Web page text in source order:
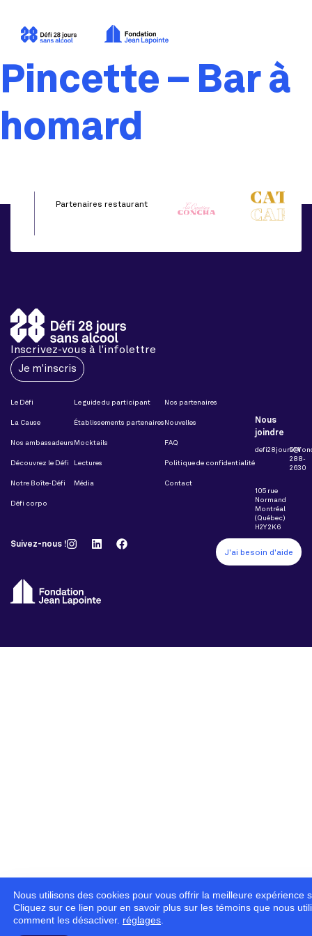
Pincette – Bar à
homard
Partenaires restaurant
Inscrivez-vous à l'infolettre
Je m'inscris
Le Défi
La Cause
Nos ambassadeurs
Découvrez le Défi
Notre Boîte-Défi
Défi corpo
Le guide du participant
Établissements partenaires
Mocktails
Lectures
Média
Nos partenaires
Nouvelles
FAQ
Politique de confidentialité
Contact
Nous
joindre
514
288-
2630
105 rue
Normand
Montréal
(Québec)
H2Y 2K6
Suivez-nous !
J'ai besoin d'aide
Nous utilisons des cookies pour vous offrir la meilleure expérience
Cliquez sur ce lien pour en savoir plus sur les témoins que nous
comment les désactiver. réglages